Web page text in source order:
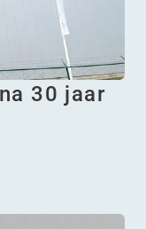
30 jaar